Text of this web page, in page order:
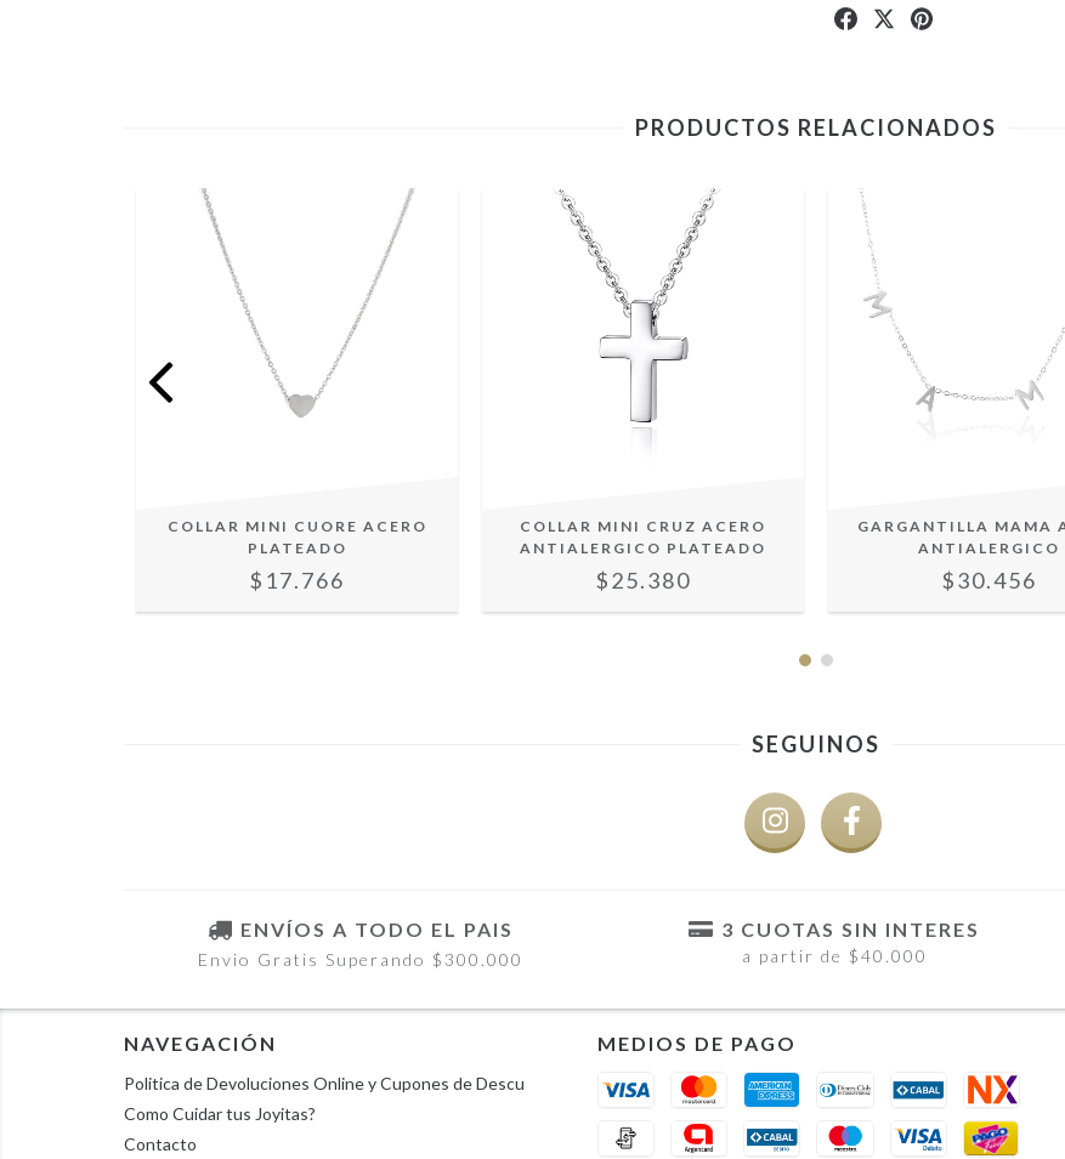
PRODUCTOS RELACIONADOS
COLLAR MINI CUORE ACERO
PLATEADO
$17.766
COLLAR MINI CRUZ ACERO
ANTIALERGICO PLATEADO
$25.380
GARGANTILLA MAMA
ANTIALERGICO
$30.456
SEGUINOS
ENVÍOS A TODO EL PAIS
Envio Gratis Superando $300.000
3 CUOTAS SIN INTERES
a partir de $40.000
NAVEGACIÓN
Politica de Devoluciones Online y Cupones de Descu
Como Cuidar tus Joyitas?
Contacto
MEDIOS DE PAGO